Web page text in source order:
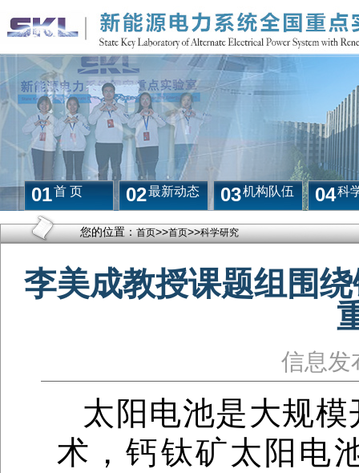
01首 页 02最新动态 03机构队伍 04科
您的位置：首页>>首页>>科学研究
李美成教授课题组围
信息发
太阳电池是大规
术，钙钛矿太阳电